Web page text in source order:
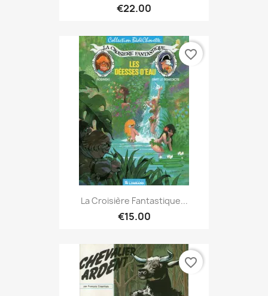
€22.00
La Croisière Fantastique...
€15.00
favorite_border
favorite_border